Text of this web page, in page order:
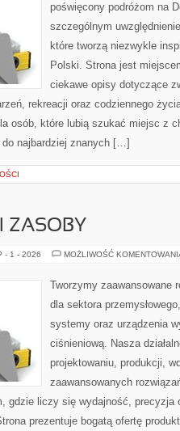
poświęcony podróżom na
szczególnym
które tworzą niezwykle
Polski. Strona jest
ciekawe opisy dotyczące
rekreacji oraz codziennego
osób, które lubią szukać miejsc z
do najbardziej znanych […]
ZASOBY
- 1 - 2026 MOŻLIWOŚĆ
Tworzymy zaawansowane
dla sektora
systemy oraz urządzenia
ciśnieniową. Nasza
projektowaniu, produkcji,
zaawansowanych
gdzie liczy się wydajność, precyzja
prezentuje bogatą ofertę